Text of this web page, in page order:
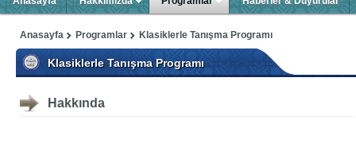
Klasiklerle Tanışma Programı
Programlar
Anasayfa
Klasiklerle Tanışma Programı
Hakkında